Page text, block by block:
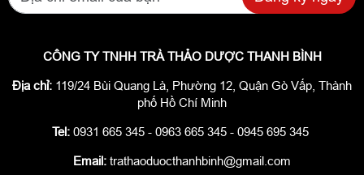
CÔNG TY TNHH TRÀ THẢO DƯỢC THANH BÌNH
Địa chỉ: 119/24 Bùi Quang Là, Phường 12, Quận Gò Vấp, Thành
phố Hồ Chí Minh
Tel: 0931 665 345 - 0963 665 345 - 0945 695 345
Email: trathaoduocthanhbinh@gmail.com